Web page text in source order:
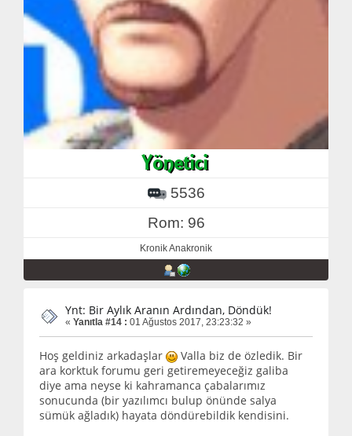
5536
Rom: 96
Kronik Anakronik
Ynt: Bir Aylık Aranın Ardından, Döndük!
« Yanıtla #14 : 01 Ağustos 2017, 23:23:32 »
Hoş geldiniz arkadaşlar
Valla biz de özledik. Bir
ara korktuk forumu geri getiremeyeceğiz galiba
diye ama neyse ki kahramanca çabalarımız
sonucunda (bir yazılımcı bulup önünde salya
sümük ağladık) hayata döndürebildik kendisini.